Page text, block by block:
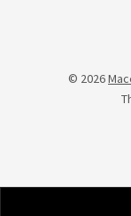
© 2026